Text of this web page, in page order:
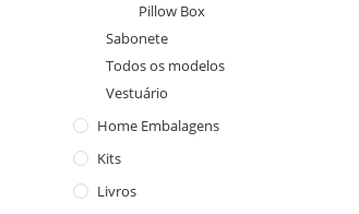
Pillow Box
Sabonete
Todos os modelos
Vestuário
Home Embalagens
Kits
Livros